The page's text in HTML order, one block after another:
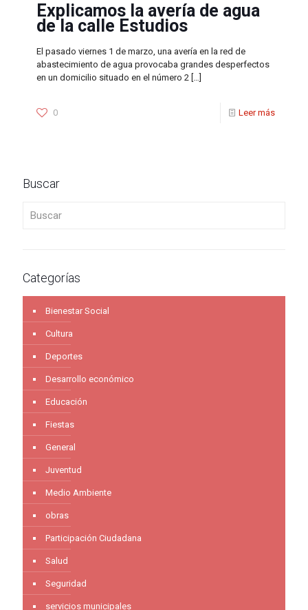
Explicamos la avería de agua
de la calle Estudios
El pasado viernes 1 de marzo, una avería en la red de
abastecimiento de agua provocaba grandes desperfectos
en un domicilio situado en el número 2 […]
0 Leer más
Buscar
Categorías
Bienestar Social
Cultura
Deportes
Desarrollo económico
Educación
Fiestas
General
Juventud
Medio Ambiente
obras
Participación Ciudadana
Salud
Seguridad
servicios municipales